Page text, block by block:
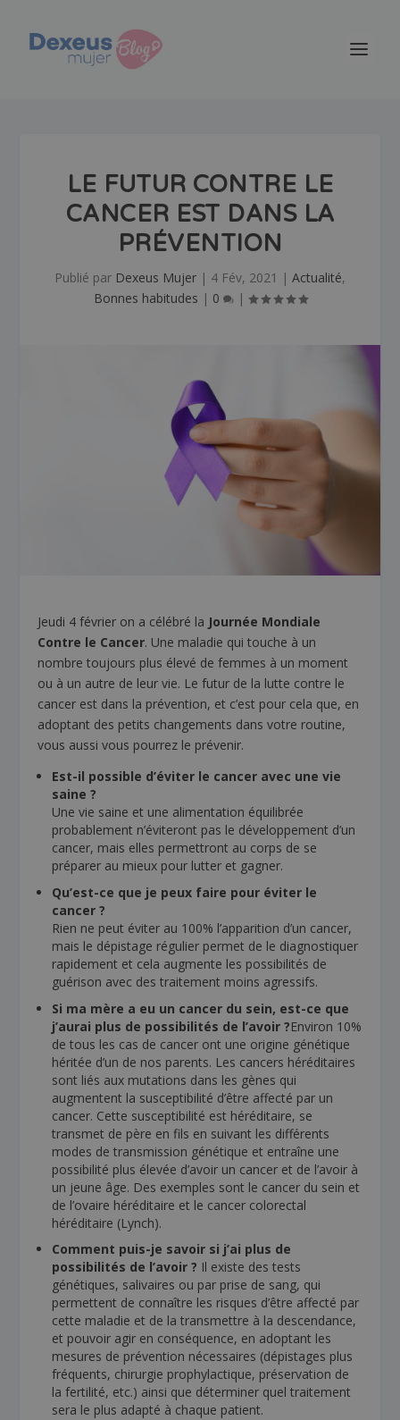
LE FUTUR CONTRE LE
CANCER EST DANS LA
PRÉVENTION
Publié par Dexeus Mujer | 4 Fév, 2021 | Actualité,
Bonnes habitudes | 0 |
Jeudi 4 février on a célébré la Journée Mondiale
Contre le Cancer. Une maladie qui touche à un
nombre toujours plus élevé de femmes à un moment
ou à un autre de leur vie. Le futur de la lutte contre le
cancer est dans la prévention, et c’est pour cela que, en
adoptant des petits changements dans votre routine,
vous aussi vous pourrez le prévenir.
Est-il possible d’éviter le cancer avec une vie
saine ?
Une vie saine et une alimentation équilibrée
probablement n’éviteront pas le développement d’un
cancer, mais elles permettront au corps de se
préparer au mieux pour lutter et gagner.
Qu’est-ce que je peux faire pour éviter le
cancer ?
Rien ne peut éviter au 100% l’apparition d’un cancer,
mais le dépistage régulier permet de le diagnostiquer
rapidement et cela augmente les possibilités de
guérison avec des traitement moins agressifs.
Si ma mère a eu un cancer du sein, est-ce que
j’aurai plus de possibilités de l’avoir ?Environ 10%
de tous les cas de cancer ont une origine génétique
héritée d’un de nos parents. Les cancers héréditaires
sont liés aux mutations dans les gènes qui
augmentent la susceptibilité d’être affecté par un
cancer. Cette susceptibilité est héréditaire, se
transmet de père en fils en suivant les différents
modes de transmission génétique et entraîne une
possibilité plus élevée d’avoir un cancer et de l’avoir à
un jeune âge. Des exemples sont le cancer du sein et
de l’ovaire héréditaire et le cancer colorectal
héréditaire (Lynch).
Comment puis-je savoir si j’ai plus de
possibilités de l’avoir ? Il existe des tests
génétiques, salivaires ou par prise de sang, qui
permettent de connaître les risques d’être affecté par
cette maladie et de la transmettre à la descendance,
et pouvoir agir en conséquence, en adoptant les
mesures de prévention nécessaires (dépistages plus
fréquents, chirurgie prophylactique, préservation de
la fertilité, etc.) ainsi que déterminer quel traitement
sera le plus adapté à chaque patient.